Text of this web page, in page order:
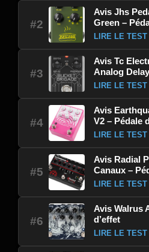
#2
Avis Jhs
Green –
LIRE LE
#3
Avis Tc
Analog
LIRE LE
#4
Avis
V2 – Pédale
LIRE LE
#5
Avis Radial
Canaux –
LIRE LE
#6
Avis Walrus
d’effet
LIRE LE